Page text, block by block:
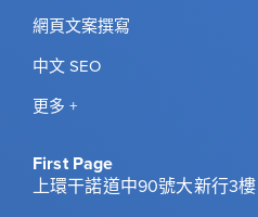
網頁文案撰寫
中文 SEO
更多 +
First Page
上環干諾道中90號大新行3樓